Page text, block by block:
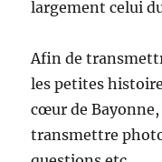
largement celui
Afin de
les petites
cœur de Bayonne,
transmettre